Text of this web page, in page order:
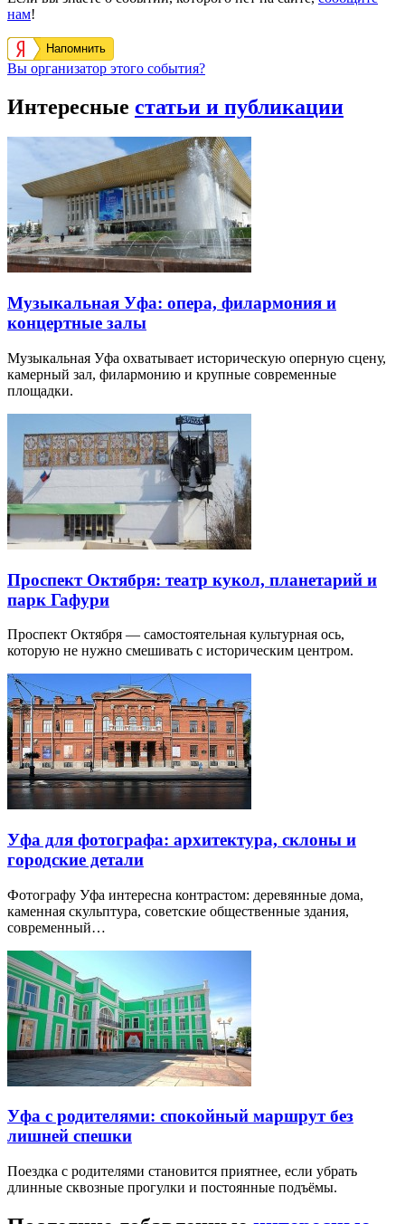
нам!
Напомнить
Вы организатор этого события?
Интересные статьи и публикации
Музыкальная Уфа: опера, филармония и
концертные залы
Музыкальная Уфа охватывает историческую оперную сцену,
камерный зал, филармонию и крупные современные
площадки.
Проспект Октября: театр кукол, планетарий и
парк Гафури
Проспект Октября — самостоятельная культурная ось,
которую не нужно смешивать с историческим центром.
Уфа для фотографа: архитектура, склоны и
городские детали
Фотографу Уфа интересна контрастом: деревянные дома,
каменная скульптура, советские общественные здания,
современный…
Уфа с родителями: спокойный маршрут без
лишней спешки
Поездка с родителями становится приятнее, если убрать
длинные сквозные прогулки и постоянные подъёмы.